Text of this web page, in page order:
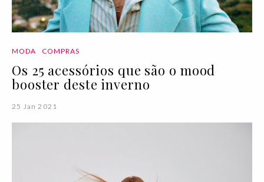
MODA COMPRAS
Os 25 acessórios que são o mood
booster deste inverno
25 Jan 2021